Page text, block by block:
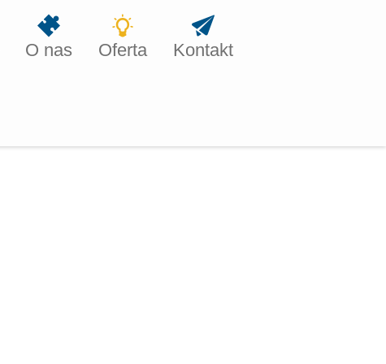
O nas Oferta Kontakt